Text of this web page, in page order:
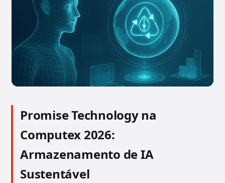
Promise Technology na
Computex 2026:
Armazenamento de IA
Sustentável